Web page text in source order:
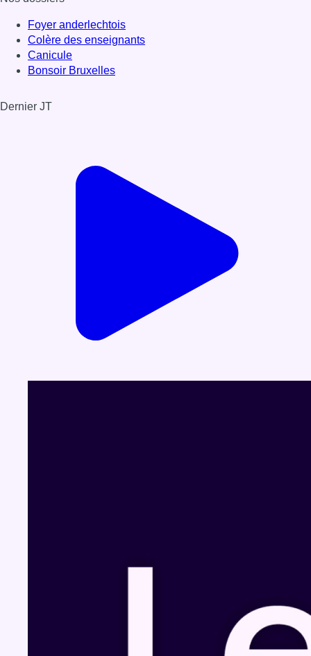
Foyer anderlechtois
Colère des enseignants
Canicule
Bonsoir Bruxelles
Dernier JT